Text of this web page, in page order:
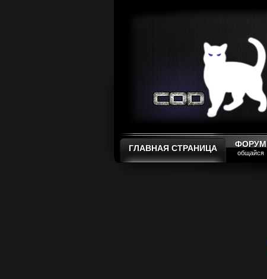
ГЛАВНАЯ СТРАНИЦА ФОРУМ
общайся